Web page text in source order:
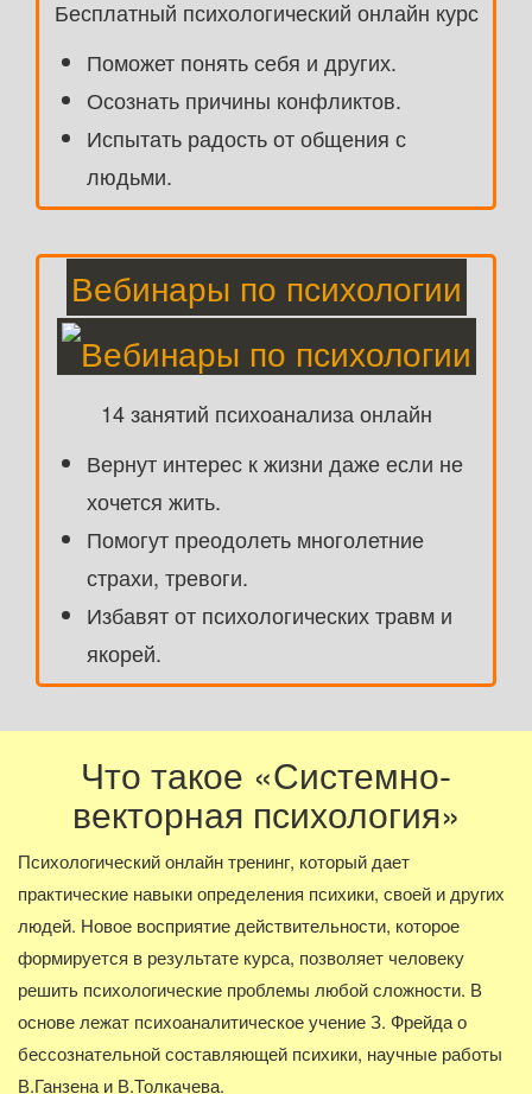
Бесплатный психологический онлайн курс
Поможет понять себя и других.
Осознать причины конфликтов.
Испытать радость от общения с
людьми.
Вебинары по психологии
14 занятий психоанализа онлайн
Вернут интерес к жизни даже если не
хочется жить.
Помогут преодолеть многолетние
страхи, тревоги.
Избавят от психологических травм и
якорей.
Что такое «Системно-
векторная психология»
Психологический онлайн тренинг, который дает
практические навыки определения психики, своей и других
людей. Новое восприятие действительности, которое
формируется в результате курса, позволяет человеку
решить психологические проблемы любой сложности. В
основе лежат психоаналитическое учение З. Фрейда о
бессознательной составляющей психики, научные работы
В.Ганзена и В.Толкачева.